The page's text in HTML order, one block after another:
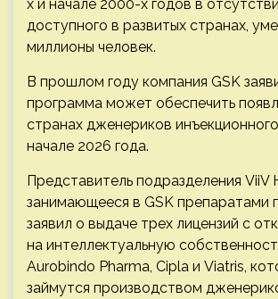
х и начале 2000-х годов в
доступного в развитых странах,
миллионы человек.
В прошлом году компания GSK
программа может обеспечить
странах дженериков
начале 2026 года.
Представитель подразделения ViiV
занимающееся в GSK препаратами
заявил о выдаче трех лицензий с
на интеллектуальную
Aurobindo Pharma, Cipla и Viatris,
займутся производством